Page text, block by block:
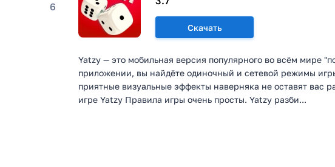
6
Скачать
Yatzy — это мобильная версия популярного во всём мире
приложении, вы найдёте одиночный и сетевой режимы
приятные визуальные эффекты наверняка не оставят вас
игре Yatzy Правила игры очень просты. Yatzy разби...